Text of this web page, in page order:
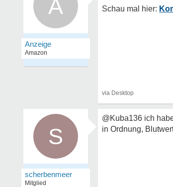
A
S
scherbenmeer
Mitglied
@Kuba136 ich
in Ordnung,